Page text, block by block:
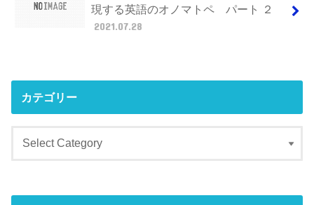
現する英語のオノマトペ パート ２
2021.07.28
カテゴリー